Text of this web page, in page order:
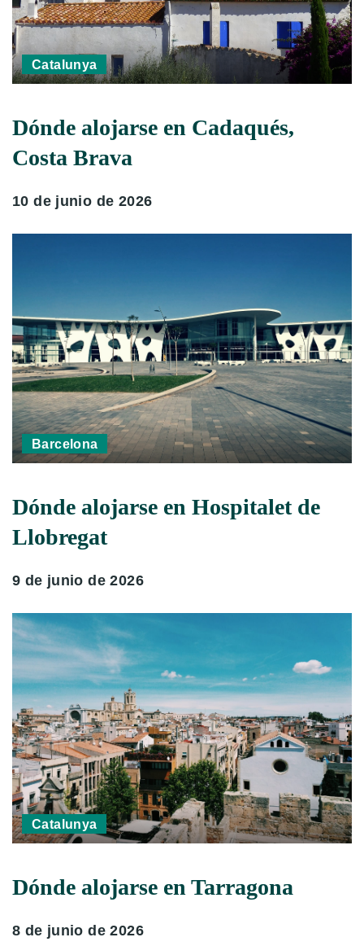
Catalunya
Dónde alojarse en Cadaqués,
Costa Brava
10 de junio de 2026
Barcelona
Dónde alojarse en Hospitalet de
Llobregat
9 de junio de 2026
Catalunya
Dónde alojarse en Tarragona
8 de junio de 2026